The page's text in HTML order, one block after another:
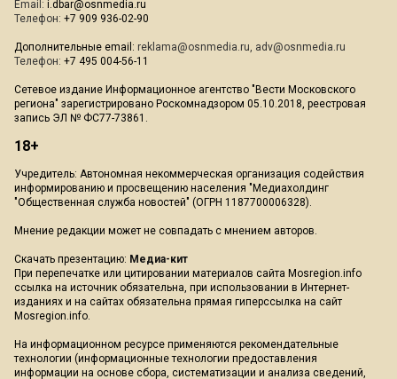
Email: i.dbar@osnmedia.ru
Телефон: +7 909 936-02-90
Дополнительные email: reklama@osnmedia.ru, adv@osnmedia.ru
Телефон: +7 495 004-56-11
Сетевое издание Информационное агентство "Вести Московского
региона" зарегистрировано Роскомнадзором 05.10.2018, реестровая
запись ЭЛ № ФС77-73861.
18+
Учредитель: Автономная некоммерческая организация содействия
информированию и просвещению населения "Медиахолдинг
"Общественная служба новостей" (ОГРН 1187700006328).
Мнение редакции может не совпадать с мнением авторов.
Скачать презентацию: Медиа-кит
При перепечатке или цитировании материалов сайта Mosregion.info
ссылка на источник обязательна, при использовании в Интернет-
изданиях и на сайтах обязательна прямая гиперссылка на сайт
Mosregion.info.
На информационном ресурсе применяются рекомендательные
технологии (информационные технологии предоставления
информации на основе сбора, систематизации и анализа сведений,